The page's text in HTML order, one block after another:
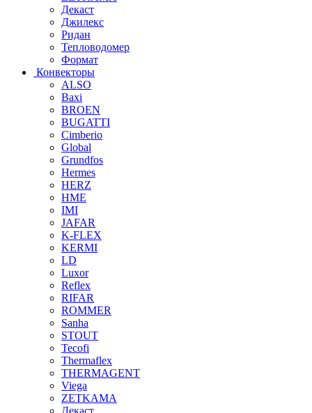
Декаст
Джилекс
Ридан
Тепловодомер
Формат
Конвекторы
ALSO
Baxi
BROEN
BUGATTI
Cimberio
Global
Grundfos
Hermes
HERZ
HME
IMI
JAFAR
K-FLEX
KERMI
LD
Luxor
Reflex
RIFAR
ROMMER
Sanha
STOUT
Tecofi
Thermaflex
THERMAGENT
Viega
ZETKAMA
Декаст